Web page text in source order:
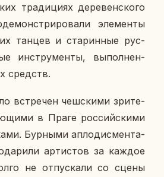
тра­ди­ци­ях де­ре­вен­ско­го
эле­мен­ты
танцев и ста­рин­ные рус­
ин­стру­мен­ты, вы­пол­нен­
средств.
встре­чен чеш­ски­ми зри­те­
в Праге рос­сий­ски­ми
Бур­ны­ми ап­ло­дис­мен­та­
ар­ти­стов за каждое
не от­пус­ка­ли со сцены